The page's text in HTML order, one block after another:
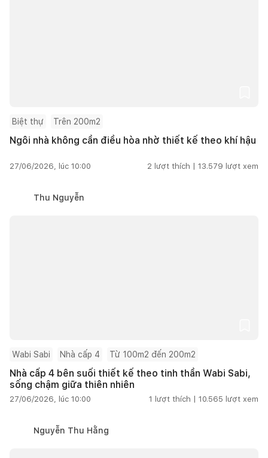
Biệt thự Trên 200m2
Ngôi nhà không cần điều hòa nhờ thiết kế theo khí hậu
27/06/2026, lúc 10:00 2 lượt thích | 13.579 lượt xem
Thu Nguyễn
Wabi Sabi Nhà cấp 4 Từ 100m2 đến 200m2
Nhà cấp 4 bên suối thiết kế theo tinh thần Wabi Sabi,
sống chậm giữa thiên nhiên
27/06/2026, lúc 10:00 1 lượt thích | 10.565 lượt xem
Nguyễn Thu Hằng